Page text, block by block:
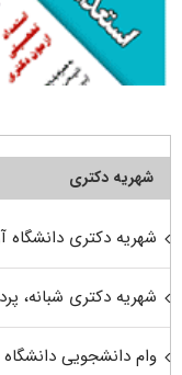
شهریه دکتری
شهریه دکتری دانشگاه
شهریه دکتری شبانه،
وام دانشجویی دانشگاه